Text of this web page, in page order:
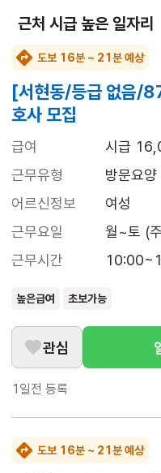
근처 시급 높은 일자리
도보 16분 ~ 21분 예상
[서현동/등급 없음/
호사 모집
급여
시급
근무유형
방문요양
어르신정보
여성
근무요일
월~토 (
근무시간
높은급여 초보가능
관심
1일전 등록
도보 16분 ~ 21분 예상